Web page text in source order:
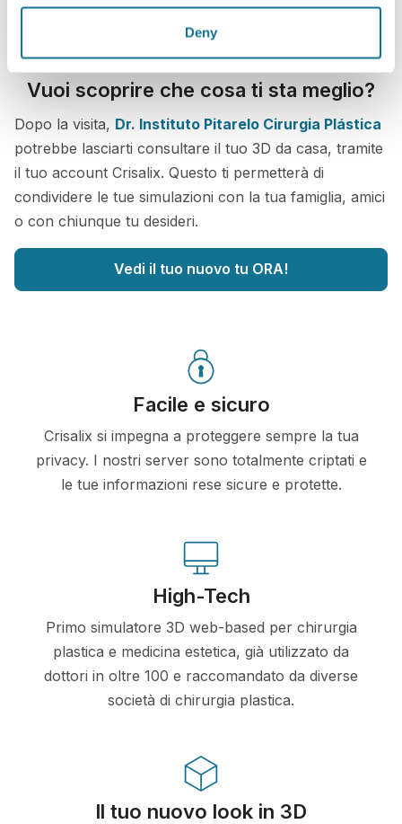
Deny
Vuoi scoprire che cosa ti sta meglio?
Dopo la visita, Dr. Instituto Pitarelo Cirurgia Plástica
potrebbe lasciarti consultare il tuo 3D da casa, tramite
il tuo account Crisalix. Questo ti permetterà di
condividere le tue simulazioni con la tua famiglia, amici
o con chiunque tu desideri.
Vedi il tuo nuovo tu ORA!
Facile e sicuro
Crisalix si impegna a proteggere sempre la tua
privacy. I nostri server sono totalmente criptati e
le tue informazioni rese sicure e protette.
High-Tech
Primo simulatore 3D web-based per chirurgia
plastica e medicina estetica, già utilizzato da
dottori in oltre 100 e raccomandato da diverse
società di chirurgia plastica.
Il tuo nuovo look in 3D